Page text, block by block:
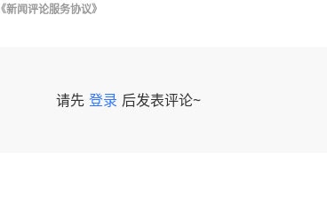
《新闻评论服务协议》
请先 登录 后发表评论~